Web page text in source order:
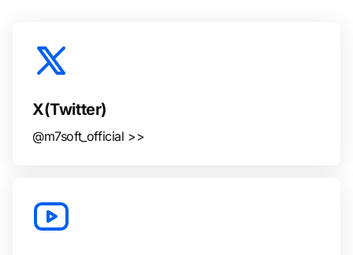
X(Twitter)
@m7soft_official >>